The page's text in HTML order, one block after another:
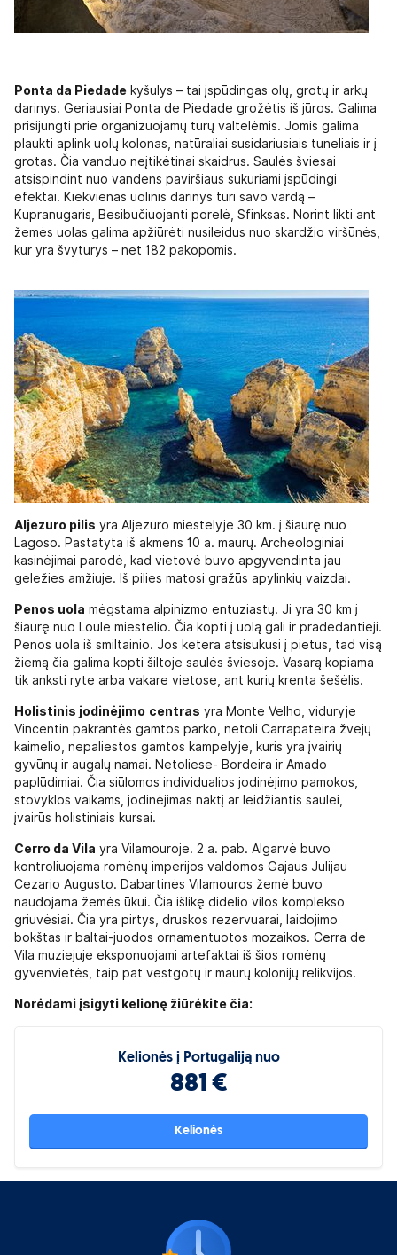
Ponta da Piedade kyšulys – tai įspūdingas olų, grotų ir arkų
darinys. Geriausiai Ponta de Piedade grožėtis iš jūros. Galima
prisijungti prie organizuojamų turų valtelėmis. Jomis galima
plaukti aplink uolų kolonas, natūraliai susidariusiais tuneliais ir į
grotas. Čia vanduo neįtikėtinai skaidrus. Saulės šviesai
atsispindint nuo vandens paviršiaus sukuriami įspūdingi
efektai. Kiekvienas uolinis darinys turi savo vardą –
Kupranugaris, Besibučiuojanti porelė, Sfinksas. Norint likti ant
žemės uolas galima apžiūrėti nusileidus nuo skardžio viršūnės,
kur yra švyturys – net 182 pakopomis.
Aljezuro pilis yra Aljezuro miestelyje 30 km. į šiaurę nuo
Lagoso. Pastatyta iš akmens 10 a. maurų. Archeologiniai
kasinėjimai parodė, kad vietovė buvo apgyvendinta jau
geležies amžiuje. Iš pilies matosi gražūs apylinkių vaizdai.
Penos uola mėgstama alpinizmo entuziastų. Ji yra 30 km į
šiaurę nuo Loule miestelio. Čia kopti į uolą gali ir pradedantieji.
Penos uola iš smiltainio. Jos ketera atsisukusi į pietus, tad visą
žiemą čia galima kopti šiltoje saulės šviesoje. Vasarą kopiama
tik anksti ryte arba vakare vietose, ant kurių krenta šešėlis.
Holistinis jodinėjimo centras yra Monte Velho, viduryje
Vincentin pakrantės gamtos parko, netoli Carrapateira žvejų
kaimelio, nepaliestos gamtos kampelyje, kuris yra įvairių
gyvūnų ir augalų namai. Netoliese- Bordeira ir Amado
paplūdimiai. Čia siūlomos individualios jodinėjimo pamokos,
stovyklos vaikams, jodinėjimas naktį ar leidžiantis saulei,
įvairūs holistiniais kursai.
Cerro da Vila yra Vilamouroje. 2 a. pab. Algarvė buvo
kontroliuojama romėnų imperijos valdomos Gajaus Julijau
Cezario Augusto. Dabartinės Vilamouros žemė buvo
naudojama žemės ūkui. Čia išlikę didelio vilos komplekso
griuvėsiai. Čia yra pirtys, druskos rezervuarai, laidojimo
bokštas ir baltai-juodos ornamentuotos mozaikos. Cerra de
Vila muziejuje eksponuojami artefaktai iš šios romėnų
gyvenvietės, taip pat vestgotų ir maurų kolonijų relikvijos.
Norėdami įsigyti kelionę žiūrėkite čia:
Kelionės į Portugaliją nuo
881 €
Kelionės